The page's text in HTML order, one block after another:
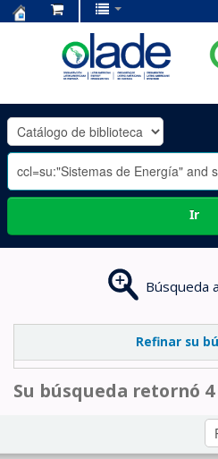
OLADE
-
Ir
Búsqueda
Refinar su
Su búsqueda retornó